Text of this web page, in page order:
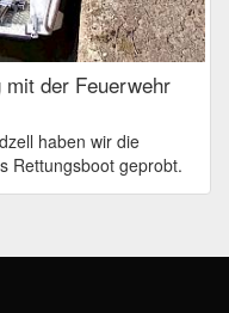
der Feuerwehr
haben wir die
Rettungsboot geprobt.